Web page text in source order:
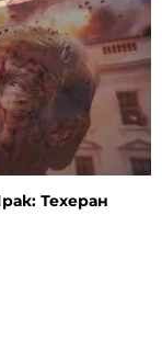
Техеран